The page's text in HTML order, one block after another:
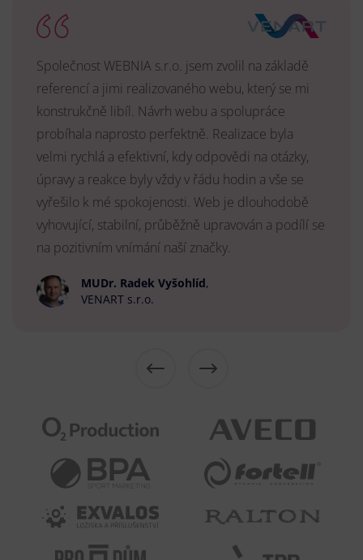
Společnost WEBNIA s.r.o. jsem zvolil na základě
referencí a jimi realizovaného webu, který se mi
konstrukčně libíl. Návrh webu a spolupráce
probíhala naprosto perfektně. Realizace byla
velmi rychlá a efektivní, kdy odpovědi na otázky,
úpravy a reakce byly vždy v řádu hodin a vše se
vyřešilo k mé spokojenosti. Web je dlouhodobě
vyhovující, stabilní, průběžně upravován a podílí se
na pozitivním vnímání naší značky.
MUDr. Radek Vyšohlíd,
VENART s.r.o.